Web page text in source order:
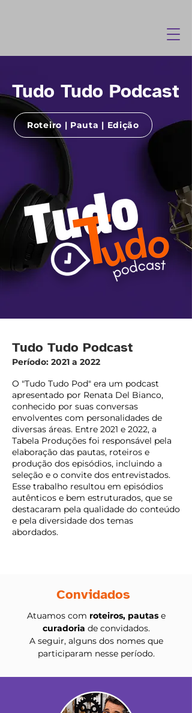
Tudo Tudo Podcast
Roteiro | Pauta | Edição
Tudo Tudo Podcast
Período: 2021 a 2022
O "Tudo Tudo Pod" era um podcast
apresentado por Renata Del Bianco,
conhecido por suas conversas
envolventes com personalidades de
diversas áreas. Entre 2021 e 2022, a
Tabela Produções foi responsável pela
elaboração das pautas, roteiros e
produção dos episódios, incluindo a
seleção e o convite dos entrevistados.
Esse trabalho resultou em episódios
autênticos e bem estruturados, que se
destacaram pela qualidade do conteúdo
e pela diversidade dos temas
abordados.
Convidados
Atuamos com roteiros, pautas e
curadoria de convidados.
A seguir, alguns dos nomes que
participaram nesse período.